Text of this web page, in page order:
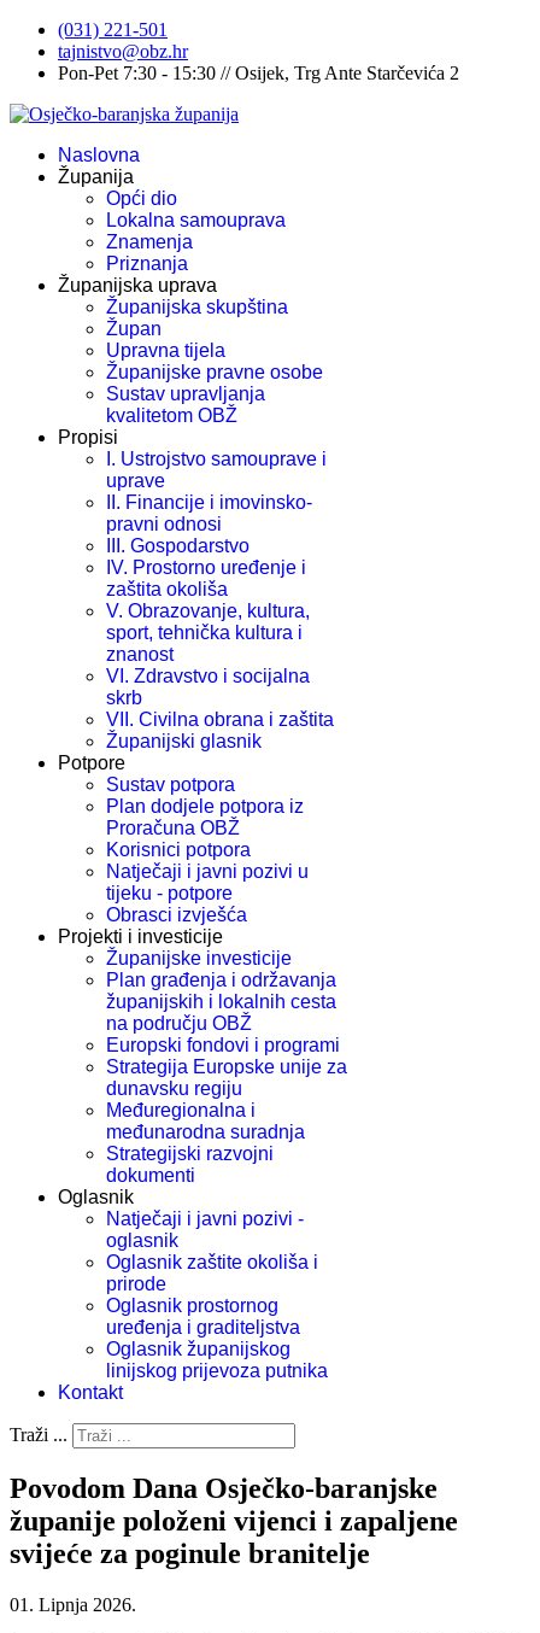
(031) 221-501
tajnistvo@obz.hr
Pon-Pet 7:30 - 15:30 // Osijek, Trg Ante Starčevića 2
Naslovna
Županija
Opći dio
Lokalna samouprava
Znamenja
Priznanja
Županijska uprava
Županijska skupština
Župan
Upravna tijela
Županijske pravne osobe
Sustav upravljanja
kvalitetom OBŽ
Propisi
I. Ustrojstvo samouprave i
uprave
II. Financije i imovinsko-
pravni odnosi
III. Gospodarstvo
IV. Prostorno uređenje i
zaštita okoliša
V. Obrazovanje, kultura,
sport, tehnička kultura i
znanost
VI. Zdravstvo i socijalna
skrb
VII. Civilna obrana i zaštita
Županijski glasnik
Potpore
Sustav potpora
Plan dodjele potpora iz
Proračuna OBŽ
Korisnici potpora
Natječaji i javni pozivi u
tijeku - potpore
Obrasci izvješća
Projekti i investicije
Županijske investicije
Plan građenja i održavanja
županijskih i lokalnih cesta
na području OBŽ
Europski fondovi i programi
Strategija Europske unije za
dunavsku regiju
Međuregionalna i
međunarodna suradnja
Strategijski razvojni
dokumenti
Oglasnik
Natječaji i javni pozivi -
oglasnik
Oglasnik zaštite okoliša i
prirode
Oglasnik prostornog
uređenja i graditeljstva
Oglasnik županijskog
linijskog prijevoza putnika
Kontakt
Traži ...
Povodom Dana Osječko-baranjske
županije položeni vijenci i zapaljene
svijeće za poginule branitelje
01. Lipnja 2026.